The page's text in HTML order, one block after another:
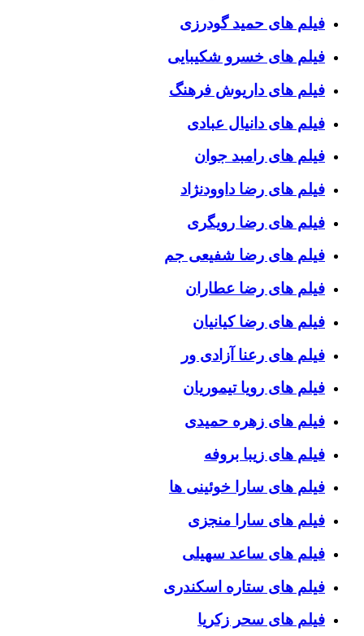
فیلم های حمید گودرزی
فیلم های خسرو شکیبایی
فیلم های داریوش فرهنگ
فیلم های دانیال عبادی
فیلم های رامبد جوان
فیلم های رضا داوودنژاد
فیلم های رضا رویگری
فیلم های رضا شفیعی جم
فیلم های رضا عطاران
فیلم های رضا کیانیان
فیلم های رعنا آزادی ور
فیلم های رویا تیموریان
فیلم های زهره حمیدی
فیلم های زیبا بروفه
فیلم های سارا خوئینی ها
فیلم های سارا منجزی
فیلم های ساعد سهیلی
فیلم های ستاره اسکندری
فیلم های سحر زکریا